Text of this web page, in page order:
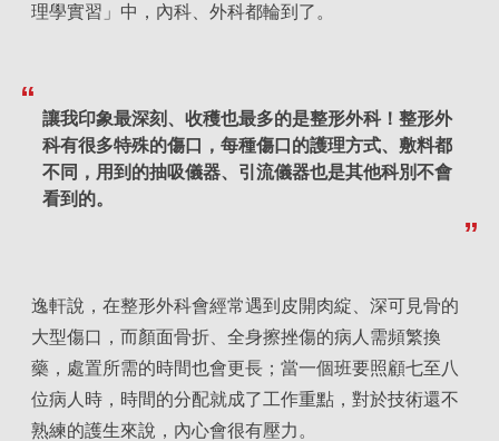
理學實習」中，內科、外科都輪到了。
讓我印象最深刻、收穫也最多的是整形外科！整形外
科有很多特殊的傷口，每種傷口的護理方式、敷料都
不同，用到的抽吸儀器、引流儀器也是其他科別不會
看到的。
逸軒說，在整形外科會經常遇到皮開肉綻、深可見骨的
大型傷口，而顏面骨折、全身擦挫傷的病人需頻繁換
藥，處置所需的時間也會更長；當一個班要照顧七至八
位病人時，時間的分配就成了工作重點，對於技術還不
熟練的護生來說，內心會很有壓力。